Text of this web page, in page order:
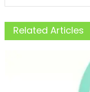
Related Articles